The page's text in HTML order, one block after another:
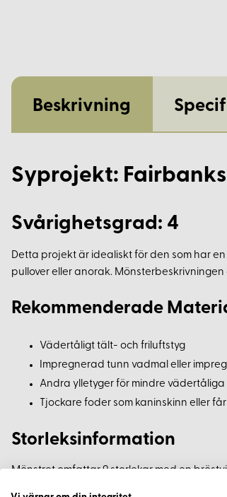
Beskrivning
Syprojekt:
Svårighetsgrad: 4
Detta projekt är idealiskt för den som har
pullover eller anorak.
Rekommenderade
Vädertåligt tält- och friluftstyg
Impregnerad tunn vadmal eller
Andra ylletyger för mindre
Tjockare foder som kaninskinn eller
Storleksinformation
Mönstret omfattar 9 storlekar med en
kan enkelt översättas till svenska mått